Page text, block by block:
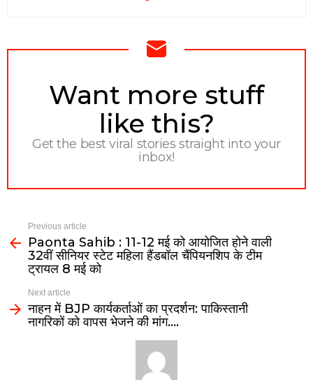
NEWSLETTER
Want more stuff
like this?
Get the best viral stories straight into your
inbox!
Previous article
Paonta Sahib : 11-12 मई को आयोजित होने वाली
32वीं सीनियर स्टेट महिला हैंडबॉल चैंपियनशिप के टीम
ट्रायल 8 मई को
Next article
नाहन में BJP कार्यकर्ताओं का प्रदर्शन: पाकिस्तानी
नागरिकों को वापस भेजने की मांग….